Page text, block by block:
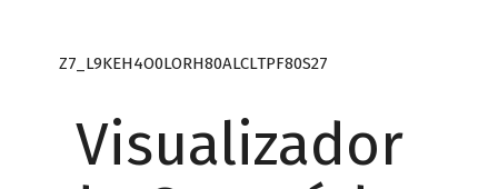
Z7_L9KEH4O0LORH80ALCLTPF80S27
Visualizador